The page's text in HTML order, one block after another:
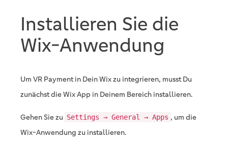
Installieren Sie die
Wix-Anwendung
Um VR Payment in Dein Wix zu integrieren, musst Du
zunächst die Wix App in Deinem Bereich installieren.
Gehen Sie zu Settings → General → Apps , um die
Wix-Anwendung zu installieren.